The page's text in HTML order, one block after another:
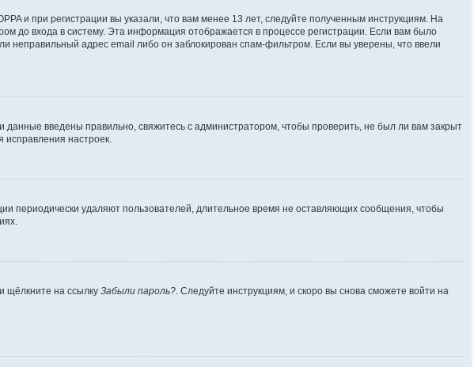
и при регистрации вы указали, что вам менее 13 лет, следуйте полученным инструкциям. На
до входа в систему. Эта информация отображается в процессе регистрации. Если вам было
неправильный адрес email либо он заблокирован спам-фильтром. Если вы уверены, что ввели
введены правильно, свяжитесь с администратором, чтобы проверить, не был ли вам закрыт
исправления настроек.
периодически удаляют пользователей, длительное время не оставляющих сообщения, чтобы
щёлкните на ссылку Забыли пароль?. Следуйте инструкциям, и скоро вы снова сможете войти на